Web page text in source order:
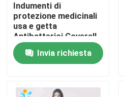
Casa
Indumenti di
protezione medicinali
usa e getta
Antibatterici Coverall
SMS impermeabile per
l' ospedaleInvia richiesta